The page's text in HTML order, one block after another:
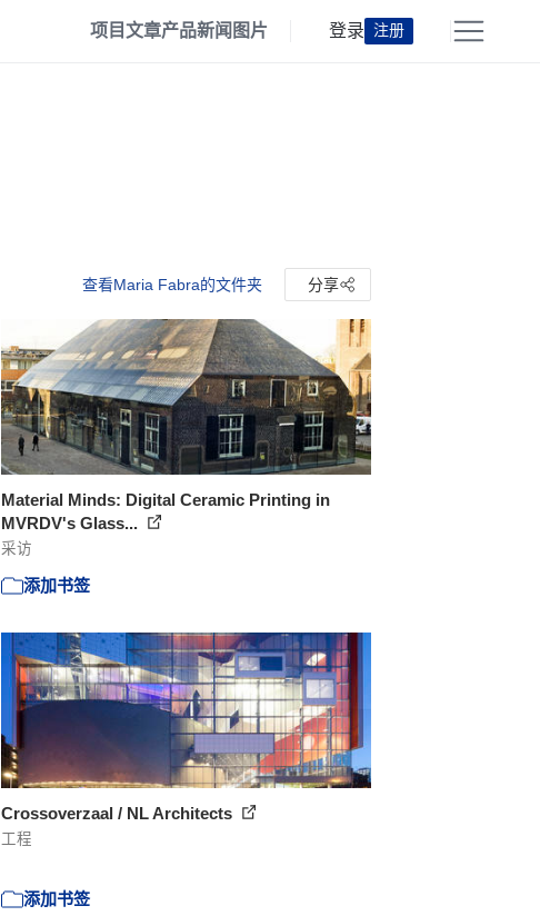
项目文章产品新闻 图片 登录 注册
查看Maria Fabra的文件夹 分享
Material Minds: Digital Ceramic Printing in
MVRDV's Glass...
采访
添加书签
Crossoverzaal / NL Architects
工程
添加书签